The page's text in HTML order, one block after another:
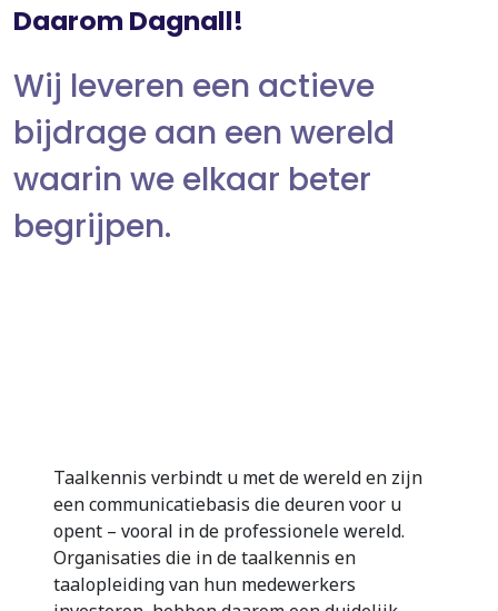
Daarom Dagnall!
Wij leveren een actieve
bijdrage aan een wereld
waarin we elkaar beter
begrijpen.
Taalkennis verbindt u met de wereld en zijn
een communicatiebasis die deuren voor u
opent – vooral in de professionele wereld.
Organisaties die in de taalkennis en
taalopleiding van hun medewerkers